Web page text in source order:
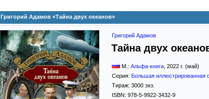
Григорий Адамов «Тайна двух океанов»
Григорий Адамов
Тайна двух
М.: Альфа-книга 2022 г. (май)
Серия: Большая иллюстрированная
Тираж: 3000 экз.
ISBN: 978-5-9922-3432-9